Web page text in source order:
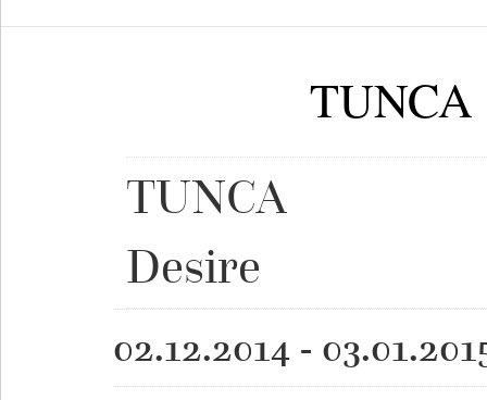
TUNCA
TUNCA
Desire
02.12.2014 -